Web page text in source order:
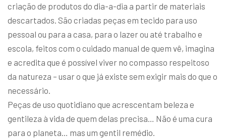
criação de produtos do dia-a-dia a partir de materiais
descartados. São criadas peças em tecido para uso
pessoal ou para a casa, para o lazer ou até trabalho e
escola, feitos com o cuidado manual de quem vê, imagina
e acredita que é possível viver no compasso respeitoso
da natureza – usar o que já existe sem exigir mais do que o
necessário.
Peças de uso quotidiano que acrescentam beleza e
gentileza à vida de quem delas precisa… Não é uma cura
para o planeta… mas um gentil remédio.